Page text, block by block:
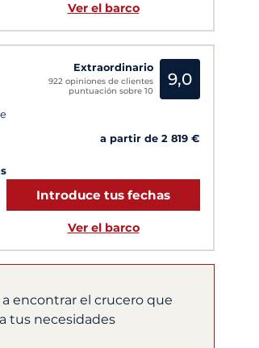
Ver el barco
Extraordinario
922 opiniones de clientes
puntuación sobre 10
9,0
a partir de 2 819 €
Introduce tus fechas
Ver el barco
encontrar el crucero que
tus necesidades